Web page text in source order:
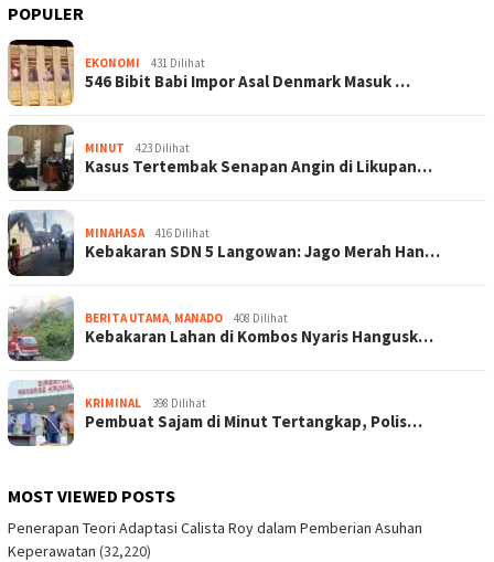
POPULER
EKONOMI 431 Dilihat
546 Bibit Babi Impor Asal Denmark Masuk …
MINUT 423 Dilihat
Kasus Tertembak Senapan Angin di Likupan…
MINAHASA 416 Dilihat
Kebakaran SDN 5 Langowan: Jago Merah Han…
BERITA UTAMA MANADO 408 Dilihat
Kebakaran Lahan di Kombos Nyaris Hangusk…
KRIMINAL 398 Dilihat
Pembuat Sajam di Minut Tertangkap, Polis…
MOST VIEWED POSTS
Penerapan Teori Adaptasi Calista Roy dalam Pemberian Asuhan
Keperawatan (32,220)